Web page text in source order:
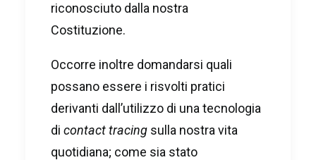
riconosciuto dalla nostra
Costituzione.
Occorre inoltre domandarsi quali
possano essere i risvolti pratici
derivanti dall’utilizzo di una tecnologia
di contact tracing sulla nostra vita
quotidiana; come sia stato